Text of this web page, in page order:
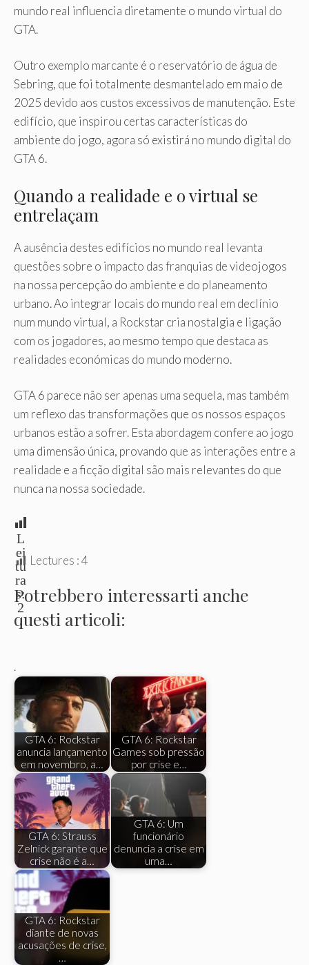
mundo real influencia diretamente o mundo virtual do
GTA.
Outro exemplo marcante é o reservatório de água de
Sebring, que foi totalmente desmantelado em maio de
2025 devido aos custos excessivos de manutenção. Este
edifício, que inspirou certas características do
ambiente do jogo, agora só existirá no mundo digital do
GTA 6.
Quando a realidade e o virtual se
entrelaçam
A ausência destes edifícios no mundo real levanta
questões sobre o impacto das franquias de videojogos
na nossa percepção do ambiente e do planeamento
urbano. Ao integrar locais do mundo real em declínio
num mundo virtual, a Rockstar cria nostalgia e ligação
com os jogadores, ao mesmo tempo que destaca as
realidades económicas do mundo moderno.
GTA 6 parece não ser apenas uma sequela, mas também
um reflexo das transformações que os nossos espaços
urbanos estão a sofrer. Esta abordagem confere ao jogo
uma dimensão única, provando que as interações entre a
realidade e a ficção digital são mais relevantes do que
nunca na nossa sociedade.
L
ei
tu
ra
s:
2
Lectures :4
Potrebbero interessarti anche
questi articoli:
.
GTA 6: Rockstar
anuncia lançamento
em novembro, a…
GTA 6: Rockstar
Games sob pressão
por crise e…
GTA 6: Strauss
Zelnick garante que
crise não é a…
GTA 6: Um
funcionário
denuncia a crise em
uma…
GTA 6: Rockstar
diante de novas
acusações de crise,
…